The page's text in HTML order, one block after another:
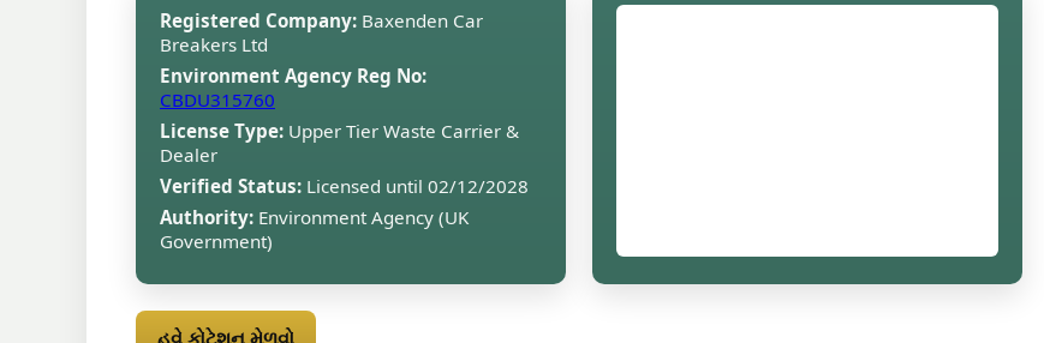
Registered Company: Baxenden Car
Breakers Ltd
Environment Agency Reg No:
CBDU315760
License Type: Upper Tier Waste Carrier &
Dealer
Verified Status: Licensed until 02/12/2028
Authority: Environment Agency (UK
Government)